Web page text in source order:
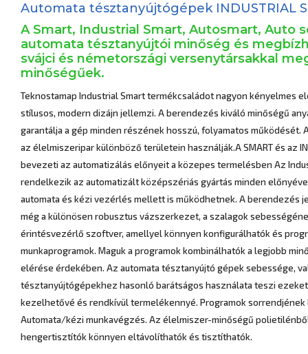
Automata tésztanyújtógépek INDUSTRIAL
A Smart, Industrial Smart, Autosmart, Auto
automata tésztanyújtói minőség és
svájci és németországi versenytársakkal
minőségűek.
Teknostamap Industrial Smart termékcsaládot nagyon kényelmes
stílusos, modern dizájn jellemzi. A berendezés kiváló minőségű
garantálja a gép minden részének hosszú, folyamatos működését.
az élelmiszeripar különböző területein használják.A SMART és az
bevezeti az automatizálás előnyeit a közepes termelésben Az
rendelkezik az automatizált középszériás gyártás minden
automata és kézi vezérlés mellett is működhetnek. A berendezés
még a különösen robusztus vázszerkezet, a szalagok
érintésvezérlő szoftver, amellyel könnyen konfigurálhatók és
munkaprogramok. Maguk a programok kombinálhatók a legjobb
elérése érdekében. Az automata tésztanyújtó gépek sebessége,
tésztanyújtógépekhez hasonló barátságos használata teszi
kezelhetővé és rendkívül termelékennyé. Programok
Automata/kézi munkavégzés. Az élelmiszer-minőségű
hengertisztítók könnyen eltávolíthatók és tisztíthatók.